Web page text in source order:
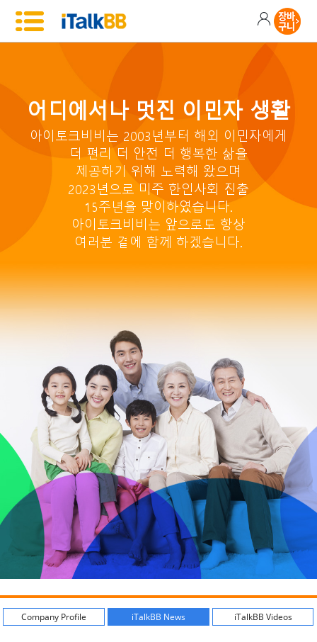
어디에서나 멋진 이민자 생활
아이토크비비는 2003년부터 해외 이민자에게
더 편리 더 안전 더 행복한 삶을
제공하기 위해 노력해 왔으며
2023년으로 미주 한인사회 진출
15주년을 맞이하였습니다.
아이토크비비는 앞으로도 항상
여러분 곁에 함께 하겠습니다.
Company Profile iTalkBB News iTalkBB Videos